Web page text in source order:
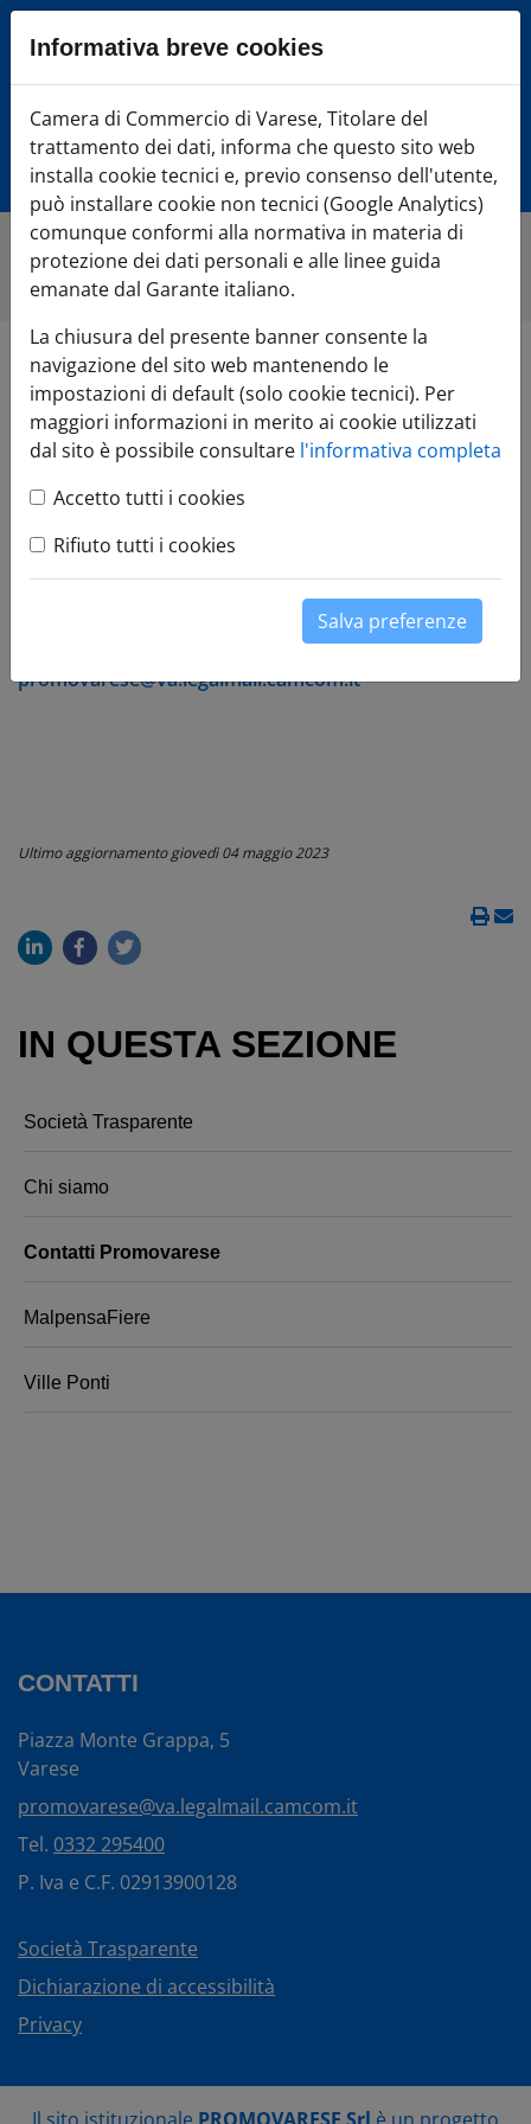
Sezione salto blocchi
Vai alla sezione dedicata alle informazioni correlate
Vai al footer
Camera di Commercio Varese
Promovarese »Contatti Promovarese
Contatti
Promovarese
promovarese@va.legalmail.camcom.it
Ultimo aggiornamentogiovedì 04 maggio 2023
IN QUESTA SEZIONE
Società Trasparente
Chi siamo
Contatti Promovarese
MalpensaFiere
Ville Ponti
CONTATTI
Piazza Monte Grappa, 5
Varese
promovarese@va.legalmail.camcom.it
Tel. 0332 295400
P. Iva e C.F. 02913900128
Società Trasparente
Dichiarazione di accessibilità
Privacy
Informativa breve cookies
Camera di Commercio di Varese, Titolare del
trattamento dei dati, informa che questo sito web
installa cookie tecnici e, previo consenso dell'utente,
può installare cookie non tecnici (Google Analytics)
comunque conformi alla normativa in materia di
protezione dei dati personali e alle linee guida
emanate dal Garante italiano.
La chiusura del presente banner consente la
navigazione del sito web mantenendo le
impostazioni di default (solo cookie tecnici). Per
maggiori informazioni in merito ai cookie utilizzati
dal sito è possibile consultare l'informativa completa
Accetto tutti i cookies
Rifiuto tutti i cookies
Salva preferenze